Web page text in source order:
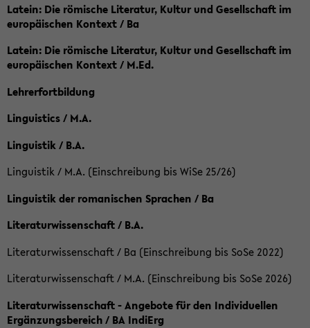
Latein: Die römische Literatur, Kultur und Gesellschaft im
europäischen Kontext / Ba
Latein: Die römische Literatur, Kultur und Gesellschaft im
europäischen Kontext / M.Ed.
Lehrerfortbildung
Linguistics / M.A.
Linguistik / B.A.
Linguistik / M.A. (Einschreibung bis WiSe 25/26)
Linguistik der romanischen Sprachen / Ba
Literaturwissenschaft / B.A.
Literaturwissenschaft / Ba (Einschreibung bis SoSe 2022)
Literaturwissenschaft / M.A. (Einschreibung bis SoSe 2026)
Literaturwissenschaft - Angebote für den Individuellen
Ergänzungsbereich / BA IndiErg